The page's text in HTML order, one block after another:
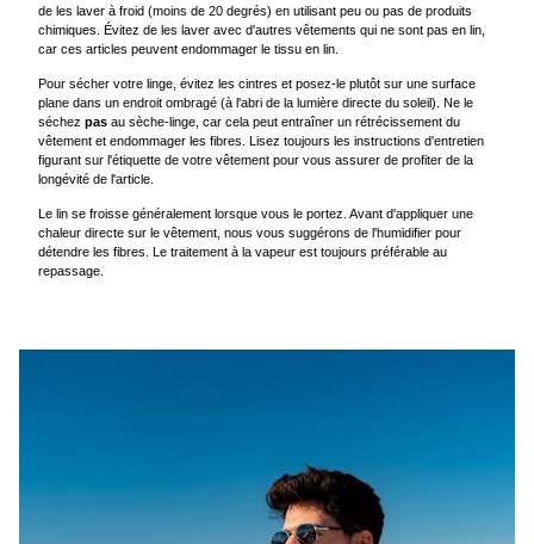
de les laver à froid (moins de 20 degrés) en utilisant peu ou pas de produits
chimiques. Évitez de les laver avec d'autres vêtements qui ne sont pas en lin,
car ces articles peuvent endommager le tissu en lin.
Pour sécher votre linge, évitez les cintres et posez-le plutôt sur une surface
plane dans un endroit ombragé (à l'abri de la lumière directe du soleil). Ne le
séchez pas au sèche-linge, car cela peut entraîner un rétrécissement du
vêtement et endommager les fibres. Lisez toujours les instructions d'entretien
figurant sur l'étiquette de votre vêtement pour vous assurer de profiter de la
longévité de l'article.
Le lin se froisse généralement lorsque vous le portez. Avant d'appliquer une
chaleur directe sur le vêtement, nous vous suggérons de l'humidifier pour
détendre les fibres. Le traitement à la vapeur est toujours préférable au
repassage.